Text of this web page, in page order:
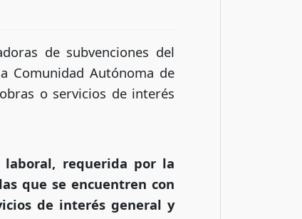
de subvenciones del
Comunidad Autónoma de
o servicios de interés
requerida por la
que se encuentren con
de interés general y